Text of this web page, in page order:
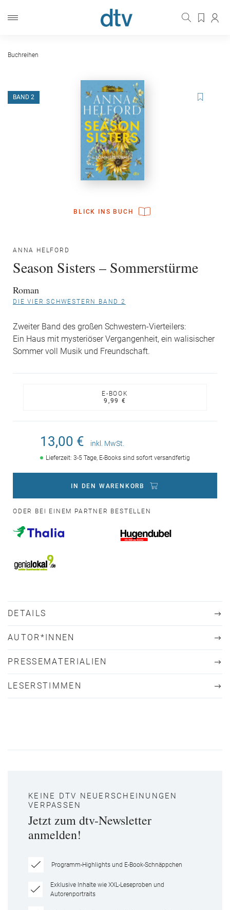
Buchreihen
BLICK INS BUCH
BAND 2
ANNA HELFORD
Season Sisters – Sommerstürme
Roman
DIE VIER SCHWESTERN BAND 2
Zweiter Band des großen Schwestern-Vierteilers:
Ein Haus mit mysteriöser Vergangenheit, ein walisischer
Sommer voll Musik und Freundschaft.
E-BOOK
9,99 €
13,00 € inkl. MwSt.
Lieferzeit: 3-5 Tage, E-Books sind sofort versandfertig
IN DEN WARENKORB
ODER BEI EINEM PARTNER BESTELLEN
DETAILS
AUTOR*INNEN
PRESSEMATERIALIEN
LESERSTIMMEN
KEINE DTV NEUERSCHEINUNGEN
VERPASSEN
Jetzt zum dtv-Newsletter
anmelden!
Programm-Highlights und E-Book-Schnäppchen
Exklusive Inhalte wie XXL-Leseproben und
Autorenportraits